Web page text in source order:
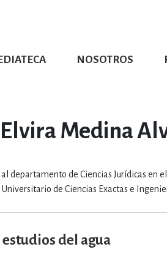
NOSOTROS
E
Y
Elvira Medina
departamento de Ciencias Jurídicas en
de Ciencias Exactas e
estudios del agua